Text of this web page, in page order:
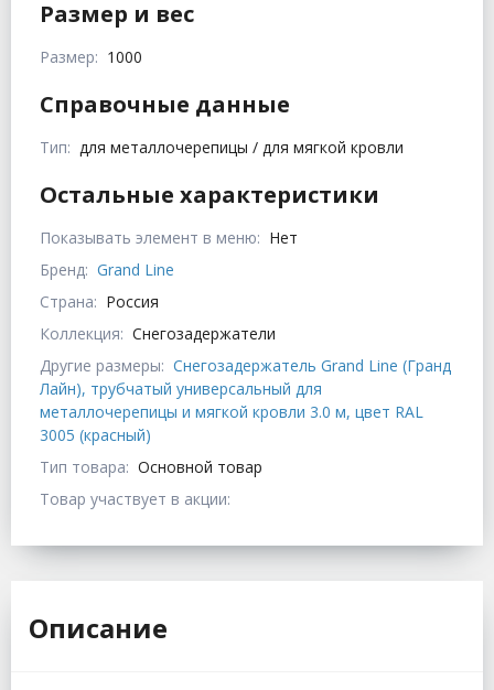
Размер и вес
Размер: 1000
Справочные данные
Тип: для металлочерепицы / для мягкой кровли
Остальные характеристики
Показывать элемент в меню: Нет
Бренд: Grand Line
Страна: Россия
Коллекция: Снегозадержатели
Другие размеры: Снегозадержатель Grand Line (Гранд
Лайн), трубчатый универсальный для
металлочерепицы и мягкой кровли 3.0 м, цвет RAL
3005 (красный)
Тип товара: Основной товар
Товар участвует в акции:
Описание